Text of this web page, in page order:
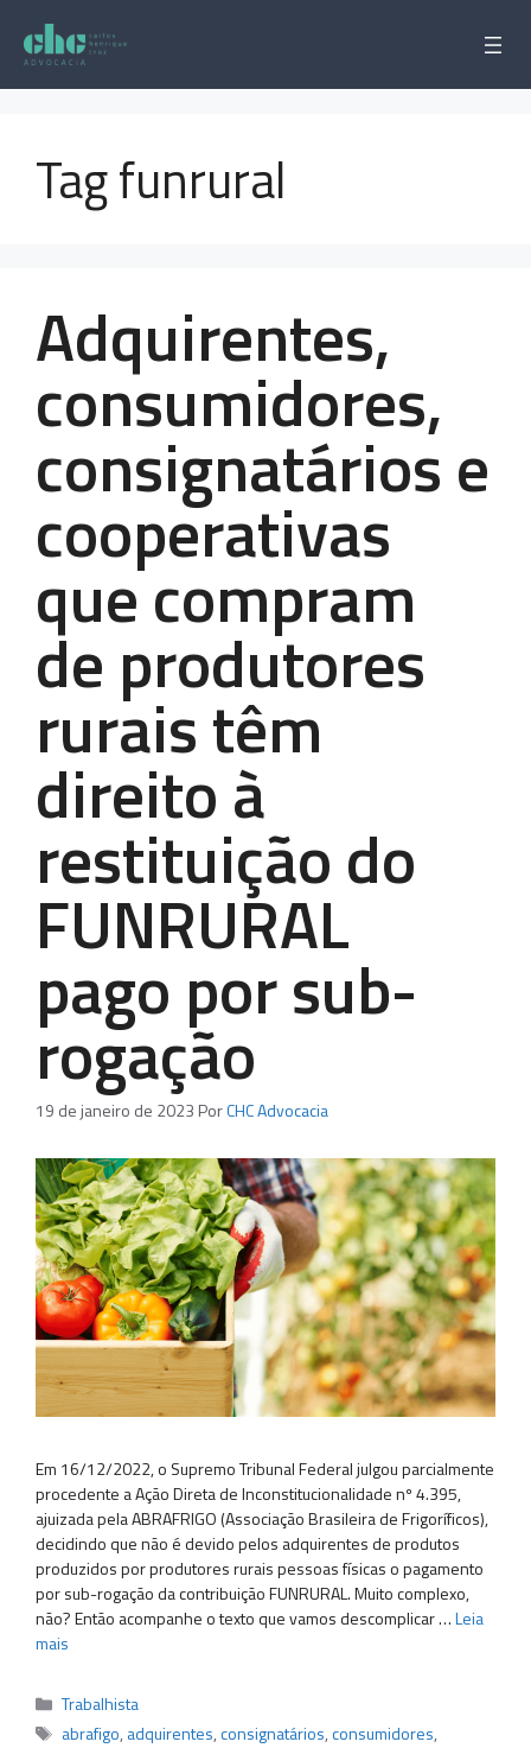
para
conteúdo
Tag funrural
Adquirentes,
consumidores,
consignatários e
cooperativas
que compram
de produtores
rurais têm
direito à
restituição do
FUNRURAL
pago por sub-
rogação
19 de janeiro de 2023 PorCHC Advocacia
Em 16/12/2022, o Supremo Tribunal Federal julgou parcialmente
procedente a Ação Direta de Inconstitucionalidade nº 4.395,
ajuizada pela ABRAFRIGO (Associação Brasileira de Frigoríficos),
decidindo que não é devido pelos adquirentes de produtos
produzidos por produtores rurais pessoas físicas o pagamento
por sub-rogação da contribuição FUNRURAL. Muito complexo,
não? Então acompanhe o texto que vamos descomplicar …Leia
mais
Categorias
Trabalhista
Tags
abrafigo, adquirentes,consignatários,consumidores,